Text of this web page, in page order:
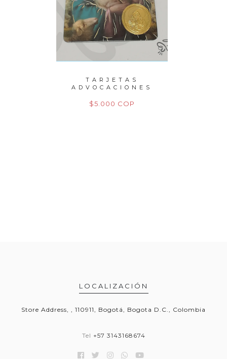
TARJETAS
ADVOCACIONES
$5.000 COP
LOCALIZACIÓN
Store Address, , 110911, Bogotá, Bogota D.C., Colombia
Tel +57 3143168674